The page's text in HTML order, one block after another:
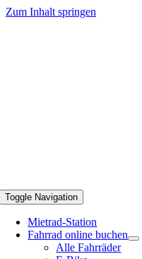
Zum Inhalt springen
Toggle Navigation
Mietrad-Station
Fahrrad online buchen
Alle Fahrräder